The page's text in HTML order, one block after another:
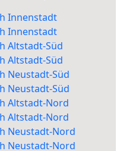
Innenstadt
Innenstadt
Altstadt-Süd
Altstadt-Süd
Neustadt-Süd
Neustadt-Süd
Altstadt-Nord
Altstadt-Nord
Neustadt-Nord
Neustadt-Nord